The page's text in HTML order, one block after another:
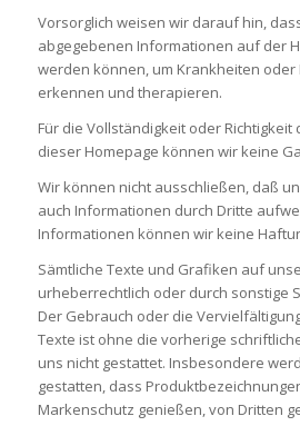
Vorsorglich weisen wir darauf hin,
abgegebenen Informationen auf der
werden können, um Krankheiten oder
erkennen und therapieren.
Für die Vollständigkeit oder
dieser Homepage können wir keine
Wir können nicht ausschließen, daß
auch Informationen durch Dritte
Informationen können wir keine
Sämtliche Texte und Grafiken auf
urheberrechtlich oder durch sonstige
Der Gebrauch oder die
Texte ist ohne die vorherige
uns nicht gestattet. Insbesondere
gestatten, dass
Markenschutz genießen, von Dritten